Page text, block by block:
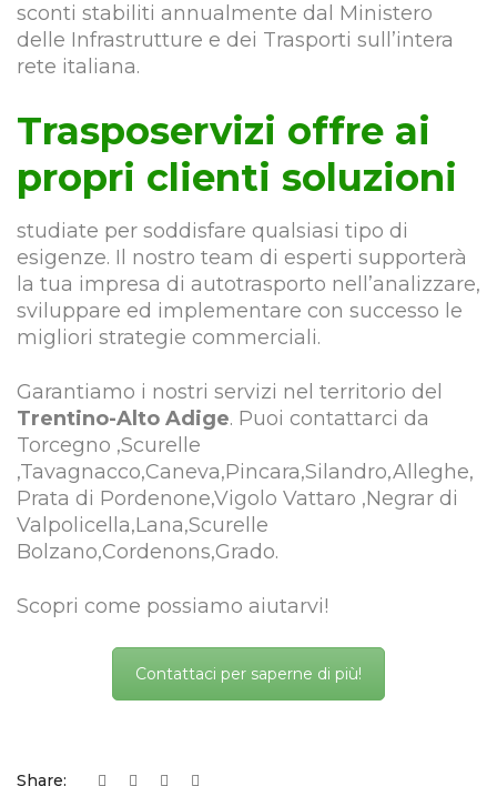
sconti stabiliti annualmente dal Ministero
delle Infrastrutture e dei Trasporti sull’intera
rete italiana.
Trasposervizi offre ai
propri clienti soluzioni
studiate per soddisfare qualsiasi tipo di
esigenze. Il nostro team di esperti supporterà
la tua impresa di autotrasporto nell’analizzare,
sviluppare ed implementare con successo le
migliori strategie commerciali.
Garantiamo i nostri servizi nel territorio del
Trentino-Alto Adige. Puoi contattarci da
Torcegno ,Scurelle
,Tavagnacco,Caneva,Pincara,Silandro,Alleghe,
Prata di Pordenone,Vigolo Vattaro ,Negrar di
Valpolicella,Lana,Scurelle
Bolzano,Cordenons,Grado.
Scopri come possiamo aiutarvi!
Contattaci per saperne di più!
Share: